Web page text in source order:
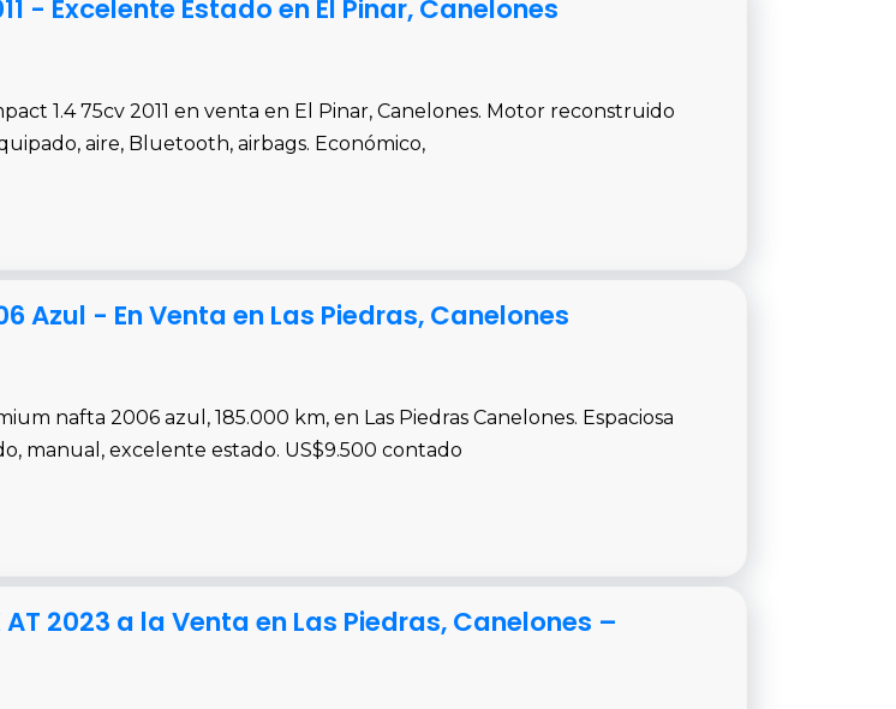
- Excelente Estado en El Pinar, Canelones
1.4 75cv 2011 en venta en El Pinar, Canelones. Motor reconstruido
aire, Bluetooth, airbags. Económico,
Azul - En Venta en Las Piedras, Canelones
nafta 2006 azul, 185.000 km, en Las Piedras Canelones. Espaciosa
manual, excelente estado. US$9.500 contado
AT 2023 a la Venta en Las Piedras, Canelones –